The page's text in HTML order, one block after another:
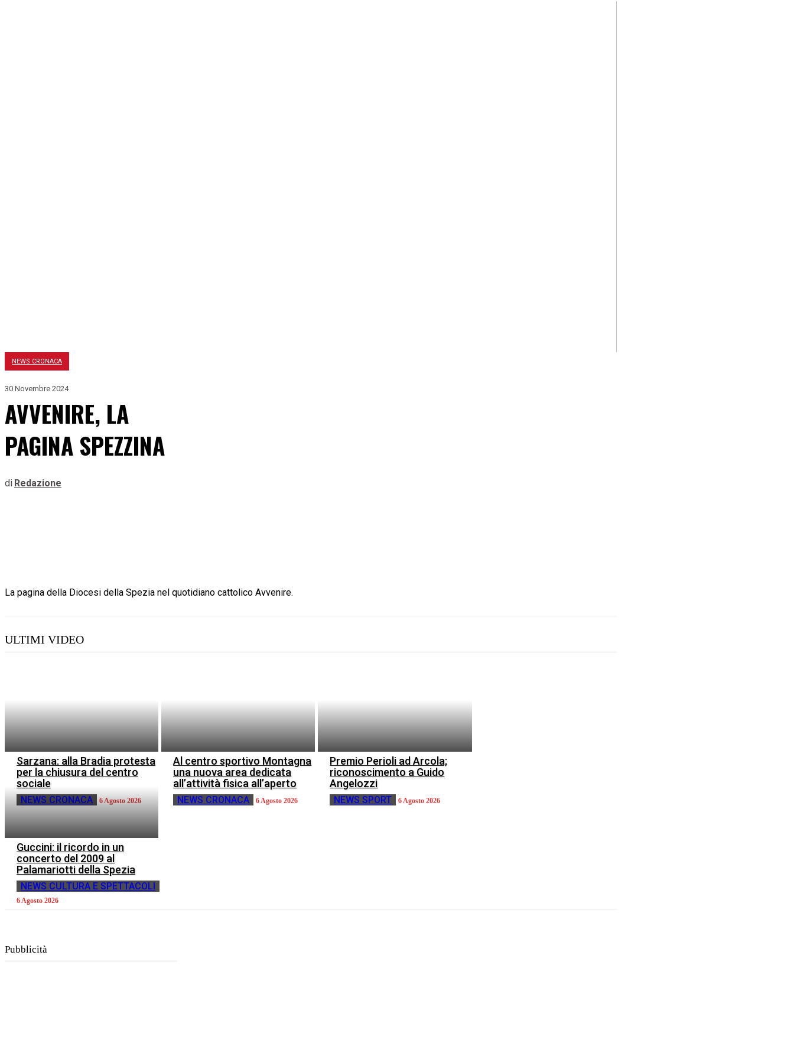
NEWS CRONACA
30 Novembre 2024
AVVENIRE, LA
PAGINA SPEZZINA
di Redazione
La pagina della Diocesi della Spezia nel quotidiano cattolico Avvenire.
ULTIMI VIDEO
Sarzana: alla Bradia protesta
per la chiusura del centro
sociale
NEWS CRONACA 6 Agosto 2026
Al centro sportivo Montagna
una nuova area dedicata
all’attività fisica all’aperto
NEWS CRONACA 6 Agosto 2026
Premio Perioli ad Arcola;
riconoscimento a Guido
Angelozzi
NEWS SPORT 6 Agosto 2026
Guccini: il ricordo in un
concerto del 2009 al
Palamariotti della Spezia
NEWS CULTURA E SPETTACOLI
6 Agosto 2026
Pubblicità